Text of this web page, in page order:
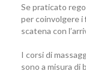
Se praticato
per coinvolgere i
scatena con
I corsi di
sono a misura di